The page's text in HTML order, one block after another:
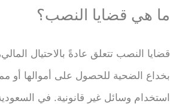
ما هي قضايا النصب؟
قضايا النصب تتعلق عادةً بالاحتيال
بخداع الضحية للحصول على أموالها أو
استخدام وسائل غير قانونية. في